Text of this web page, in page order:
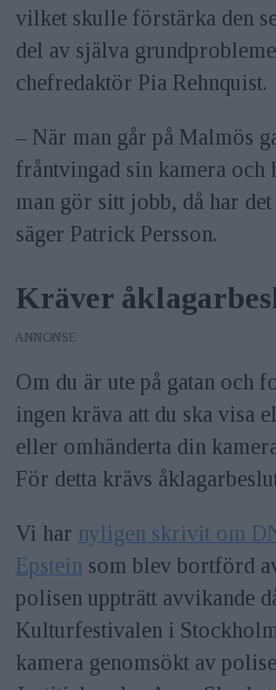
vilket skulle förstärka den
del av själva
chefredaktör Pia Rehnquist.
– När man går på Malmös
fråntvingad sin kamera och
man gör sitt jobb, då har
säger Patrick Persson.
Kräver
ANNONS
Om du är ute på gatan och
ingen kräva att du ska visa
eller omhänderta din
För detta krävs
Vi har nyligen skrivit om
Epstein som blev bortförd
polisen uppträtt avvikande
Kulturfestivalen i
kamera genomsökt av